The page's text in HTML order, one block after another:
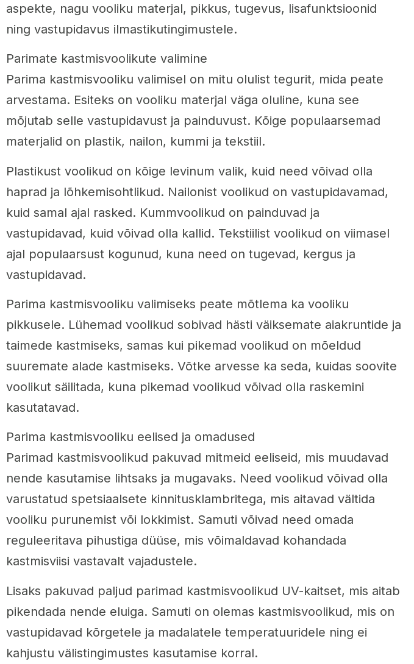
aspekte, nagu vooliku materjal, pikkus, tugevus, lisafunktsioonid
ning vastupidavus ilmastikutingimustele.
Parimate kastmisvoolikute valimine
Parima kastmisvooliku valimisel on mitu olulist tegurit, mida peate
arvestama. Esiteks on vooliku materjal väga oluline, kuna see
mõjutab selle vastupidavust ja painduvust. Kõige populaarsemad
materjalid on plastik, nailon, kummi ja tekstiil.
Plastikust voolikud on kõige levinum valik, kuid need võivad olla
haprad ja lõhkemisohtlikud. Nailonist voolikud on vastupidavamad,
kuid samal ajal rasked. Kummvoolikud on painduvad ja
vastupidavad, kuid võivad olla kallid. Tekstiilist voolikud on viimasel
ajal populaarsust kogunud, kuna need on tugevad, kergus ja
vastupidavad.
Parima kastmisvooliku valimiseks peate mõtlema ka vooliku
pikkusele. Lühemad voolikud sobivad hästi väiksemate aiakruntide ja
taimede kastmiseks, samas kui pikemad voolikud on mõeldud
suuremate alade kastmiseks. Võtke arvesse ka seda, kuidas soovite
voolikut säilitada, kuna pikemad voolikud võivad olla raskemini
kasutatavad.
Parima kastmisvooliku eelised ja omadused
Parimad kastmisvoolikud pakuvad mitmeid eeliseid, mis muudavad
nende kasutamise lihtsaks ja mugavaks. Need voolikud võivad olla
varustatud spetsiaalsete kinnitusklambritega, mis aitavad vältida
vooliku purunemist või lokkimist. Samuti võivad need omada
reguleeritava pihustiga düüse, mis võimaldavad kohandada
kastmisviisi vastavalt vajadustele.
Lisaks pakuvad paljud parimad kastmisvoolikud UV-kaitset, mis aitab
pikendada nende eluiga. Samuti on olemas kastmisvoolikud, mis on
vastupidavad kõrgetele ja madalatele temperatuuridele ning ei
kahjustu välistingimustes kasutamise korral.